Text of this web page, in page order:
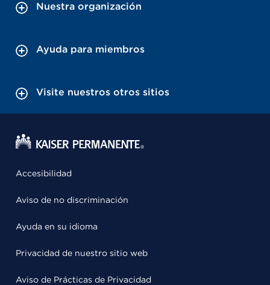
Nuestra organización
Ayuda para miembros
Visite nuestros otros sitios
Accesibilidad
Aviso de no discriminación
Ayuda en su idioma
Privacidad de nuestro sitio web
Aviso de Prácticas de Privacidad